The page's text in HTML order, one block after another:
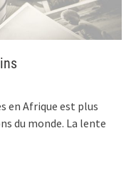
en Afrique est plus
du monde. La lente